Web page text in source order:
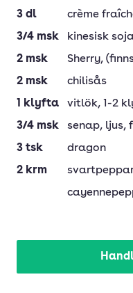
3 dl crème
3/4 msk
kinesisk
2 msk Sherry,
2 msk
chilisås
1
klyfta vitlök, 1-2
3/4 msk senap, ljus,
3 tsk
dragon
2 krm